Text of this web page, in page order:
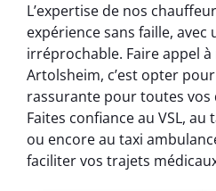
L’expertise de nos
expérience sans faille,
irréprochable. Faire appel à
Artolsheim, c’est opter
rassurante pour toutes vos
Faites confiance au VSL, au
ou encore au taxi
faciliter vos trajets